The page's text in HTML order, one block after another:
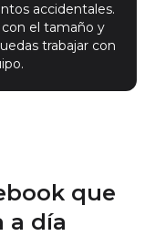
accidentales.
el tamaño y
trabajar con
que
a día